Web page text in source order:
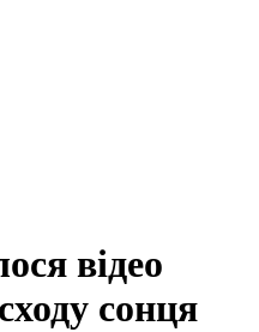
відео
сонця